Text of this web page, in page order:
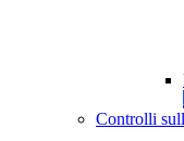
Controlli